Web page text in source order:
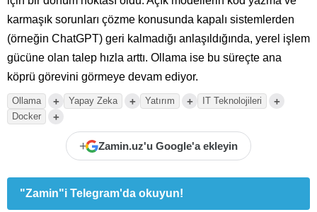
karmaşık sorunları çözme konusunda kapalı sistemlerden
(örneğin ChatGPT) geri kalmadığı anlaşıldığında, yerel işlem
gücüne olan talep hızla arttı. Ollama ise bu süreçte ana
köprü görevini görmeye devam ediyor.
Ollama + Yapay Zeka + Yatırım + IT Teknolojileri +
Docker +
+ Zamin.uz'u Google'a ekleyin
"Zamin"i Telegram'da okuyun!